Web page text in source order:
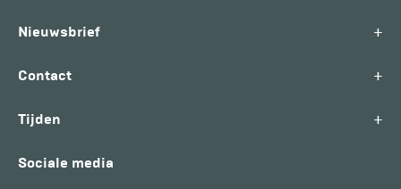
Nieuwsbrief +
Contact +
Tijden +
Sociale media